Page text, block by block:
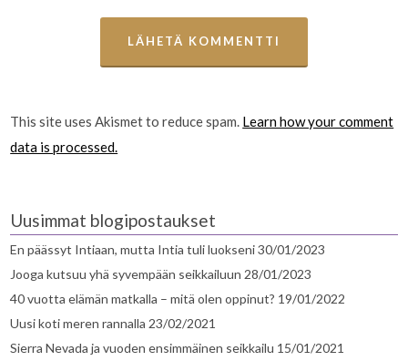
This site uses Akismet to reduce spam. Learn how your comment
data is processed.
Uusimmat blogipostaukset
En päässyt Intiaan, mutta Intia tuli luokseni30/01/2023
Jooga kutsuu yhä syvempään seikkailuun 28/01/2023
40 vuotta elämän matkalla – mitä olen oppinut? 19/01/2022
Uusi koti meren rannalla 23/02/2021
Sierra Nevada ja vuoden ensimmäinen seikkailu 15/01/2021